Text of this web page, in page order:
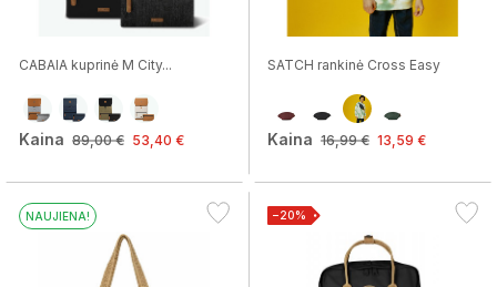
CABAIA kuprinė M City...
Kaina 89,00 € 53,40 €
SATCH rankinė Cross Easy
Kaina 16,99 € 13,59 €
NAUJIENA! −20%